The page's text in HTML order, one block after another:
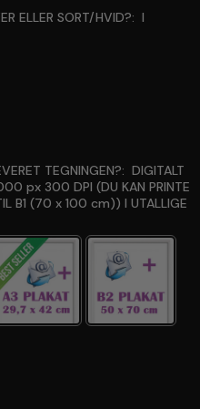
ELLER SORT/HVID?: I
TEGNINGEN?: DIGITALT
px 300 DPI (DU KAN PRINTE
B1 (70 x 100 cm)) I UTALLIGE